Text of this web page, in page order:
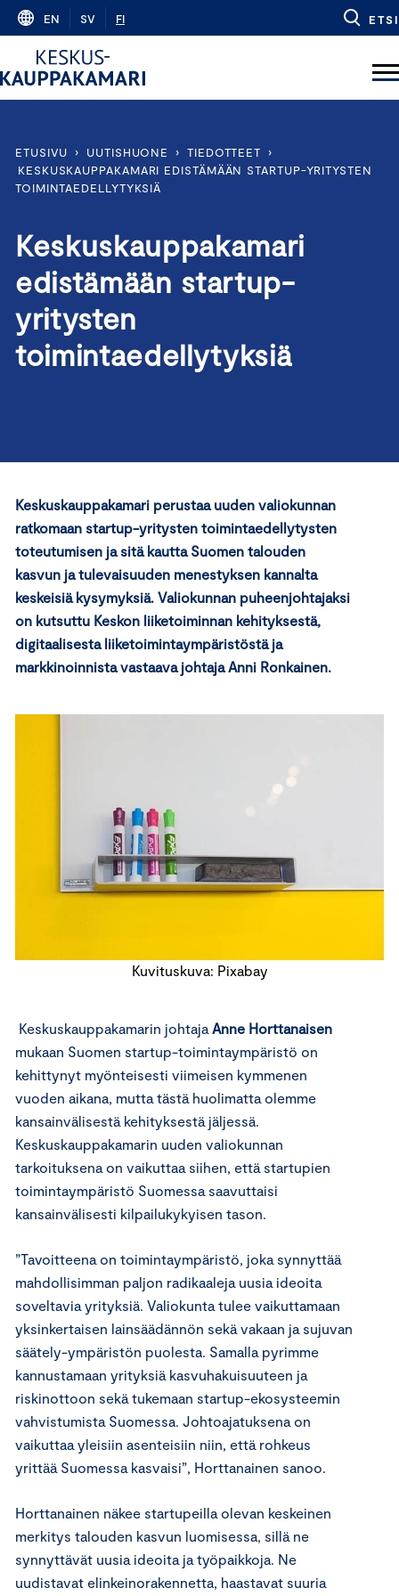
Skip
content
EN SV FI ETSI
ETUSIVU › UUTISHUONE › TIEDOTTEET
›
KESKUSKAUPPAKAMARI EDISTÄMÄÄN STARTUP-YRITYSTEN
TOIMINTAEDELLYTYKSIÄ
Keskuskauppakamari
edistämään startup-
yritysten
toimintaedellytyksiä
Keskuskauppakamari perustaa uuden valiokunnan
ratkomaan startup-yritysten toimintaedellytysten
toteutumisen ja sitä kautta Suomen talouden
kasvun ja tulevaisuuden menestyksen kannalta
keskeisiä kysymyksiä. Valiokunnan puheenjohtajaksi
on kutsuttu Keskon liiketoiminnan kehityksestä,
digitaalisesta liiketoimintaympäristöstä ja
markkinoinnista vastaava johtaja Anni Ronkainen.
Kuvituskuva: Pixabay
Keskuskauppakamarin johtaja Anne Horttanaisen
mukaan Suomen startup-toimintaympäristö on
kehittynyt myönteisesti viimeisen kymmenen
vuoden aikana, mutta tästä huolimatta olemme
kansainvälisestä kehityksestä jäljessä.
Keskuskauppakamarin uuden valiokunnan
tarkoituksena on vaikuttaa siihen, että startupien
toimintaympäristö Suomessa saavuttaisi
kansainvälisesti kilpailukykyisen tason.
”Tavoitteena on toimintaympäristö, joka synnyttää
mahdollisimman paljon radikaaleja uusia ideoita
soveltavia yrityksiä. Valiokunta tulee vaikuttamaan
yksinkertaisen lainsäädännön sekä vakaan ja sujuvan
säätely-ympäristön puolesta. Samalla pyrimme
kannustamaan yrityksiä kasvuhakuisuuteen ja
riskinottoon sekä tukemaan startup-ekosysteemin
vahvistumista Suomessa. Johtoajatuksena on
vaikuttaa yleisiin asenteisiin niin, että rohkeus
yrittää Suomessa kasvaisi”, Horttanainen sanoo.
Horttanainen näkee startupeilla olevan keskeinen
merkitys talouden kasvun luomisessa, sillä ne
synnyttävät uusia ideoita ja työpaikkoja. Ne
uudistavat elinkeinorakennetta, haastavat suuria